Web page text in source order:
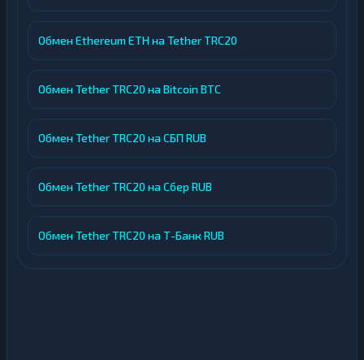
Обмен Ethereum ETH на Tether TRC20
Обмен Tether TRC20 на Bitcoin BTC
Обмен Tether TRC20 на СБП RUB
Обмен Tether TRC20 на Сбер RUB
Обмен Tether TRC20 на Т-Банк RUB